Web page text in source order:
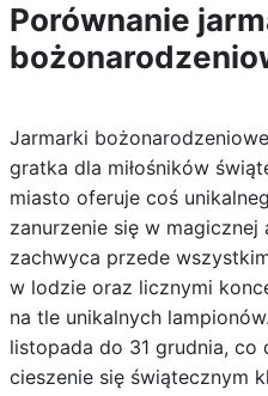
Porównanie
Jarmarki
gratka dla miłośników
miasto oferuje coś
zanurzenie się w magicznej
zachwyca przede
w lodzie oraz licznymi
na tle unikalnych
listopada do 31 grudnia, co
cieszenie się świątecznym